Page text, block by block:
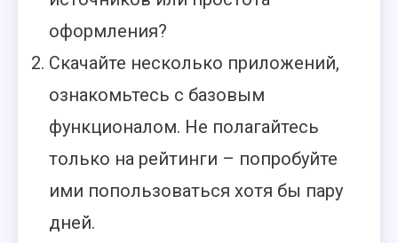
оформления?
Скачайте несколько приложений,
ознакомьтесь с базовым
функционалом. Не полагайтесь
только на рейтинги – попробуйте
ими попользоваться хотя бы пару
дней.